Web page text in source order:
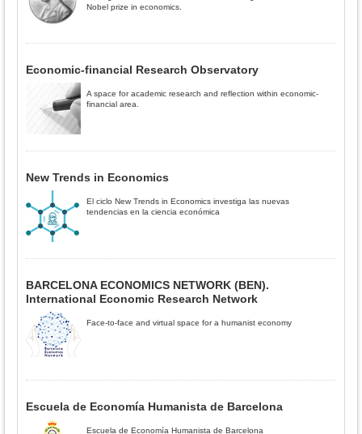
Nobel prize in economics.
Economic-financial Research Observatory
A space for academic research and reflection within economic-
financial area.
New Trends in Economics
El ciclo New Trends in Economics investiga las nuevas
tendencias en la ciencia económica
BARCELONA ECONOMICS NETWORK (BEN).
International Economic Research Network
Face-to-face and virtual space for a humanist economy
Escuela de Economía Humanista de Barcelona
Escuela de Economía Humanista de Barcelona